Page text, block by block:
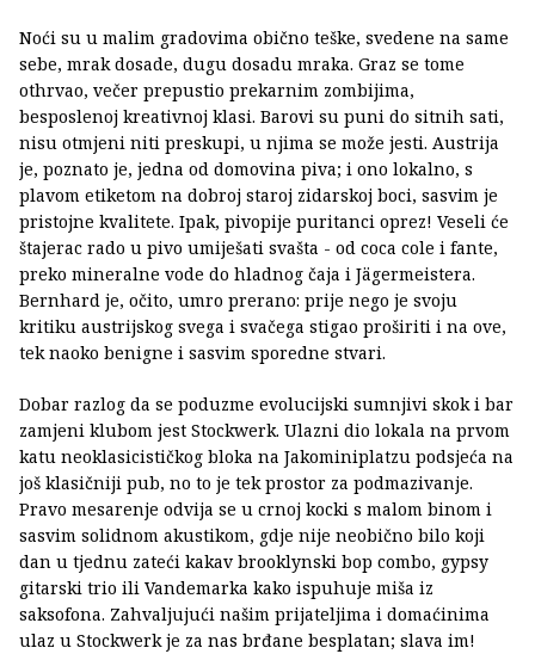
Noći su u malim gradovima obično teške, svedene na same
sebe, mrak dosade, dugu dosadu mraka. Graz se tome
othrvao, večer prepustio prekarnim zombijima,
besposlenoj kreativnoj klasi. Barovi su puni do sitnih sati,
nisu otmjeni niti preskupi, u njima se može jesti. Austrija
je, poznato je, jedna od domovina piva; i ono lokalno, s
plavom etiketom na dobroj staroj zidarskoj boci, sasvim je
pristojne kvalitete. Ipak, pivopije puritanci oprez! Veseli će
štajerac rado u pivo umiješati svašta - od coca cole i fante,
preko mineralne vode do hladnog čaja i Jägermeistera.
Bernhard je, očito, umro prerano: prije nego je svoju
kritiku austrijskog svega i svačega stigao proširiti i na ove,
tek naoko benigne i sasvim sporedne stvari.
Dobar razlog da se poduzme evolucijski sumnjivi skok i bar
zamjeni klubom jest Stockwerk. Ulazni dio lokala na prvom
katu neoklasicističkog bloka na Jakominiplatzu podsjeća na
još klasičniji pub, no to je tek prostor za podmazivanje.
Pravo mesarenje odvija se u crnoj kocki s malom binom i
sasvim solidnom akustikom, gdje nije neobično bilo koji
dan u tjednu zateći kakav brooklynski bop combo, gypsy
gitarski trio ili Vandemarka kako ispuhuje miša iz
saksofona. Zahvaljujući našim prijateljima i domaćinima
ulaz u Stockwerk je za nas brđane besplatan; slava im!